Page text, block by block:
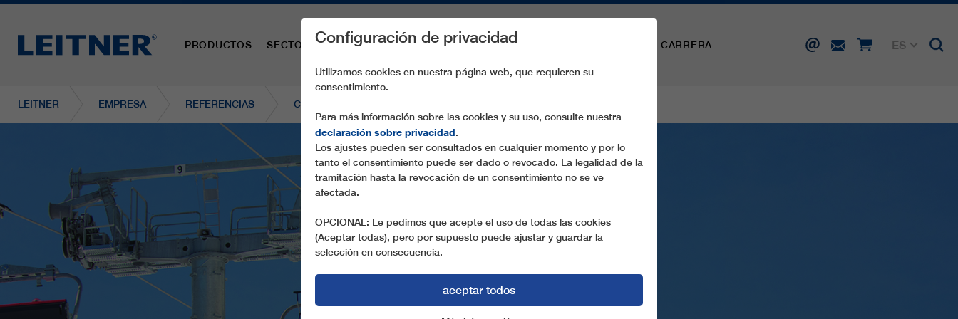
PRODUCTOS SECTORES PIEZAS DE RECAMBIO SERVICIO CARRERA
ES
LEITNER EMPRESA REFERENCIAS CD6 FORCELLES
Configuración de privacidad
Utilizamos cookies en nuestra página web, que requieren su
consentimiento.
Para más información sobre las cookies y su uso, consulte nuestra
declaración sobre privacidad.
Los ajustes pueden ser consultados en cualquier momento y por lo
tanto el consentimiento puede ser dado o revocado. La legalidad de la
tramitación hasta la revocación de un consentimiento no se ve
afectada.
OPCIONAL: Le pedimos que acepte el uso de todas las cookies
(Aceptar todas), pero por supuesto puede ajustar y guardar la
selección en consecuencia.
aceptar todos